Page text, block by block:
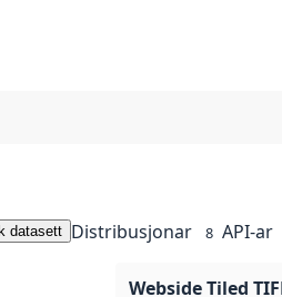
datasett Distribusjonar 8 API-ar
Webside Tiled